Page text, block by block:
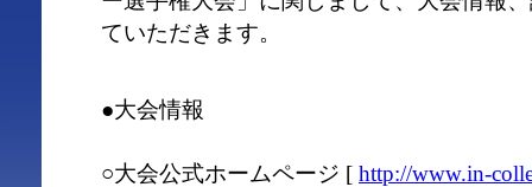
ていただきます。
●大会情報
○大会公式ホームページ [ http://www.in-